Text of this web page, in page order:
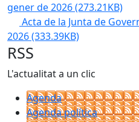
gener de 2026(273.21KB)
Acta de la Junta de
2026(333.39KB)
RSS
L'actualitat a un clic
Agenda
Agenda política